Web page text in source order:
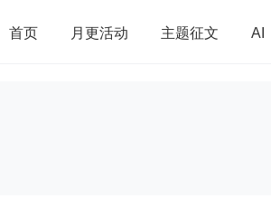
首页 月更活动 主题征文 AI